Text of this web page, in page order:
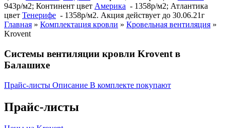
943р/м2; Континент цвет Америка - 1358р/м2; Атлантика
цвет Тенерифе - 1358р/м2. Акция действует до 30.06.21г
Главная » Комплектация кровли » Кровельная вентиляция »
Krovent
Системы вентиляции кровли Krovent в
Балашихе
Прайс-листы Описание В комплекте покупают
Прайс-листы